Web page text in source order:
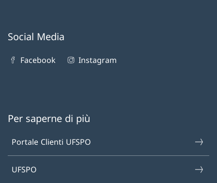
Social Media
Facebook Instagram
Per saperne di più
Portale Clienti UFSPO
UFSPO